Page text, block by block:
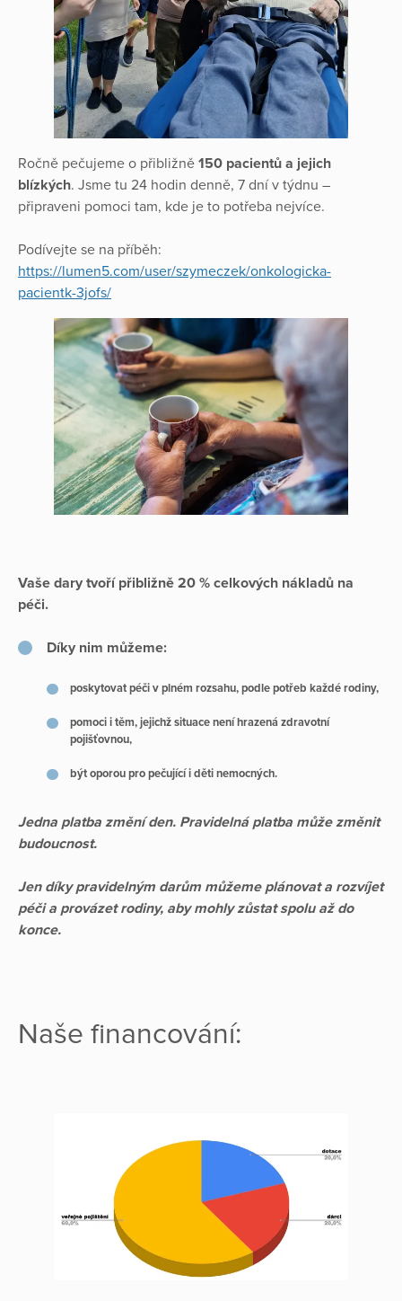
Ročně pečujeme o přibližně 150 pacientů a jejich
blízkých. Jsme tu 24 hodin denně, 7 dní v týdnu –
připraveni pomoci tam, kde je to potřeba nejvíce.
Podívejte se na příběh:
https://lumen5.com/user/szymeczek/onkologicka-
pacientk-3jofs/
Vaše dary tvoří přibližně 20 % celkových nákladů na
péči.
Díky nim můžeme:
poskytovat péči v plném rozsahu, podle potřeb každé rodiny,
pomoci i těm, jejichž situace není hrazená zdravotní
pojišťovnou,
být oporou pro pečující i děti nemocných.
Jedna platba změní den. Pravidelná platba může změnit
budoucnost.
Jen díky pravidelným darům můžeme plánovat a rozvíjet
péči a provázet rodiny, aby mohly zůstat spolu až do
konce.
Naše financování: